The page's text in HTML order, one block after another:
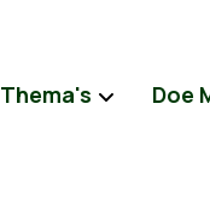
Thema's Doe